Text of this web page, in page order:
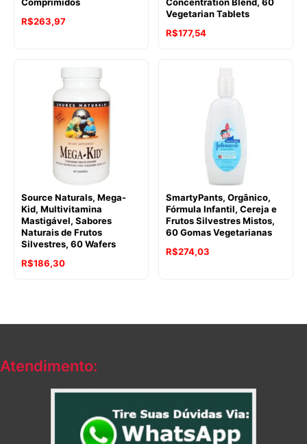
R$263,97
Vegetarian Tablets
R$177,54
Source Naturals, Mega-
Kid, Multivitamina
Mastigável, Sabores
Naturais de Frutos
Silvestres, 60 Wafers
R$186,30
SmartyPants, Orgânico,
Fórmula Infantil, Cereja e
Frutos Silvestres Mistos,
60 Gomas Vegetarianas
R$274,03
Atendimento: